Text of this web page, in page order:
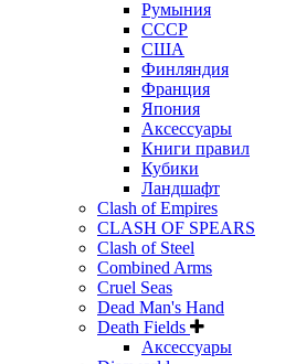
Румыния
СССР
США
Финляндия
Франция
Япония
Аксессуары
Книги правил
Кубики
Ландшафт
Clash of Empires
CLASH OF SPEARS
Clash of Steel
Combined Arms
Cruel Seas
Dead Man's Hand
Death Fields
Аксессуары